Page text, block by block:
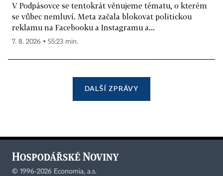
V Podpásovce se tentokrát věnujeme tématu, o kterém
se vůbec nemluví. Meta začala blokovat politickou
reklamu na Facebooku a Instagramu a...
7. 8. 2026 ▪ 55:23 min.
DALŠÍ ZPRÁVY
© 1996-2026 Economia, a.s.